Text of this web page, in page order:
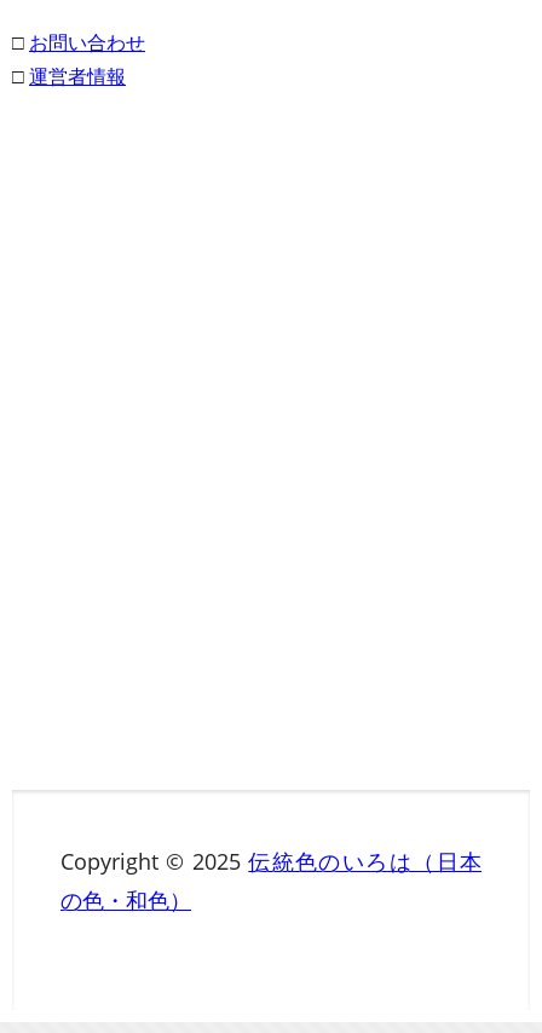
□ お問い合わせ
□運営者情報
Copyright © 2025伝統色のいろは（日本
の色・和色）